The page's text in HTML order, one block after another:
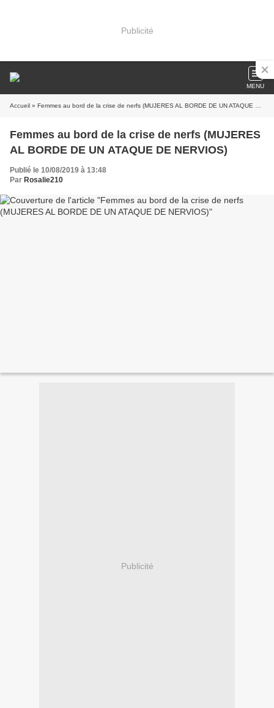
Publicité
MENU
Accueil » Femmes au bord de la crise de nerfs (MUJERES AL BORDE DE UN ATAQUE DE NERVIOS)
Femmes au bord de la crise de nerfs (MUJERES
AL BORDE DE UN ATAQUE DE NERVIOS)
Publié le 10/08/2019 à 13:48
Par Rosalie210
Publicité